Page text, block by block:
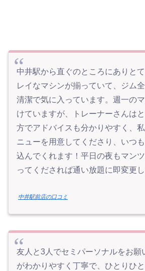
中井駅から直ぐのところにありと
レイなマシンが揃っていて、ジム
清潔で気に入っています。週一の
けていますが、トレーナーさんは
方でアドバイスも分かりやすく、
ニューを用意してくださり、いつ
込んでくれます！平日の夜もマン
ってくだされば通い放題に即変更し
中井駅前店の口コミ
友人と3人でセミパーソナルをお願
がわかりやすく丁寧で、ひとりひ